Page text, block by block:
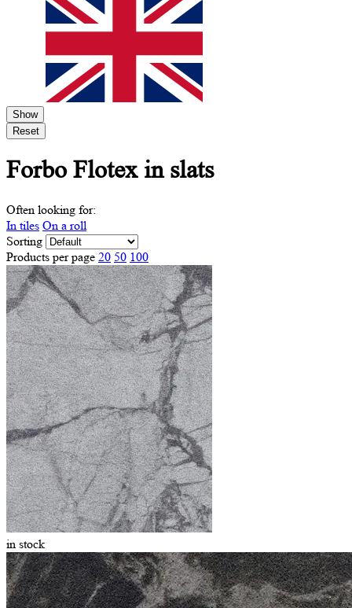
Show
Reset
Forbo Flotexin slats
Often looking for:
In tiles On a roll
Sorting
Products per page 20 50 100
in stock